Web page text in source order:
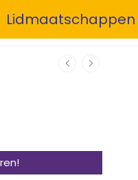
Lidmaatschappen